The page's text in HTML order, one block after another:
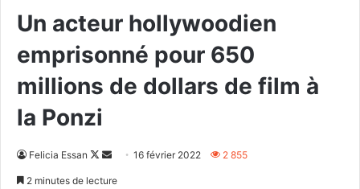
Un acteur hollywoodien
emprisonné pour 650
millions de dollars de film à
la Ponzi
Felicia Essan
Follow
Envoyer16 février 2022 2 855
2 minutes de lecture